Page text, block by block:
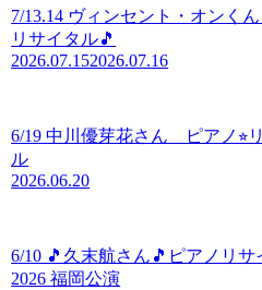
7/13.14 ヴィンセント・オンく
リサイタル🎵
2026.07.152026.07.16
6/19 中川優芽花さん ピアノ⭐︎
ル
2026.06.20
6/10 🎵久末航さん🎵ピアノリサ
2026 福岡公演